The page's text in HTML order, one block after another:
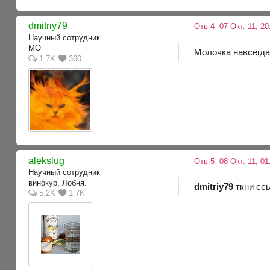
dmitriy79
Научный сотрудник
МО
1.7K
360
Отв.4 07 Окт. 11,
Молочка
alekslug
Научный сотрудник
винокур, Лобня.
5.2K
1.7K
Отв.5 08 Окт. 11,
dmitriy79 ткни